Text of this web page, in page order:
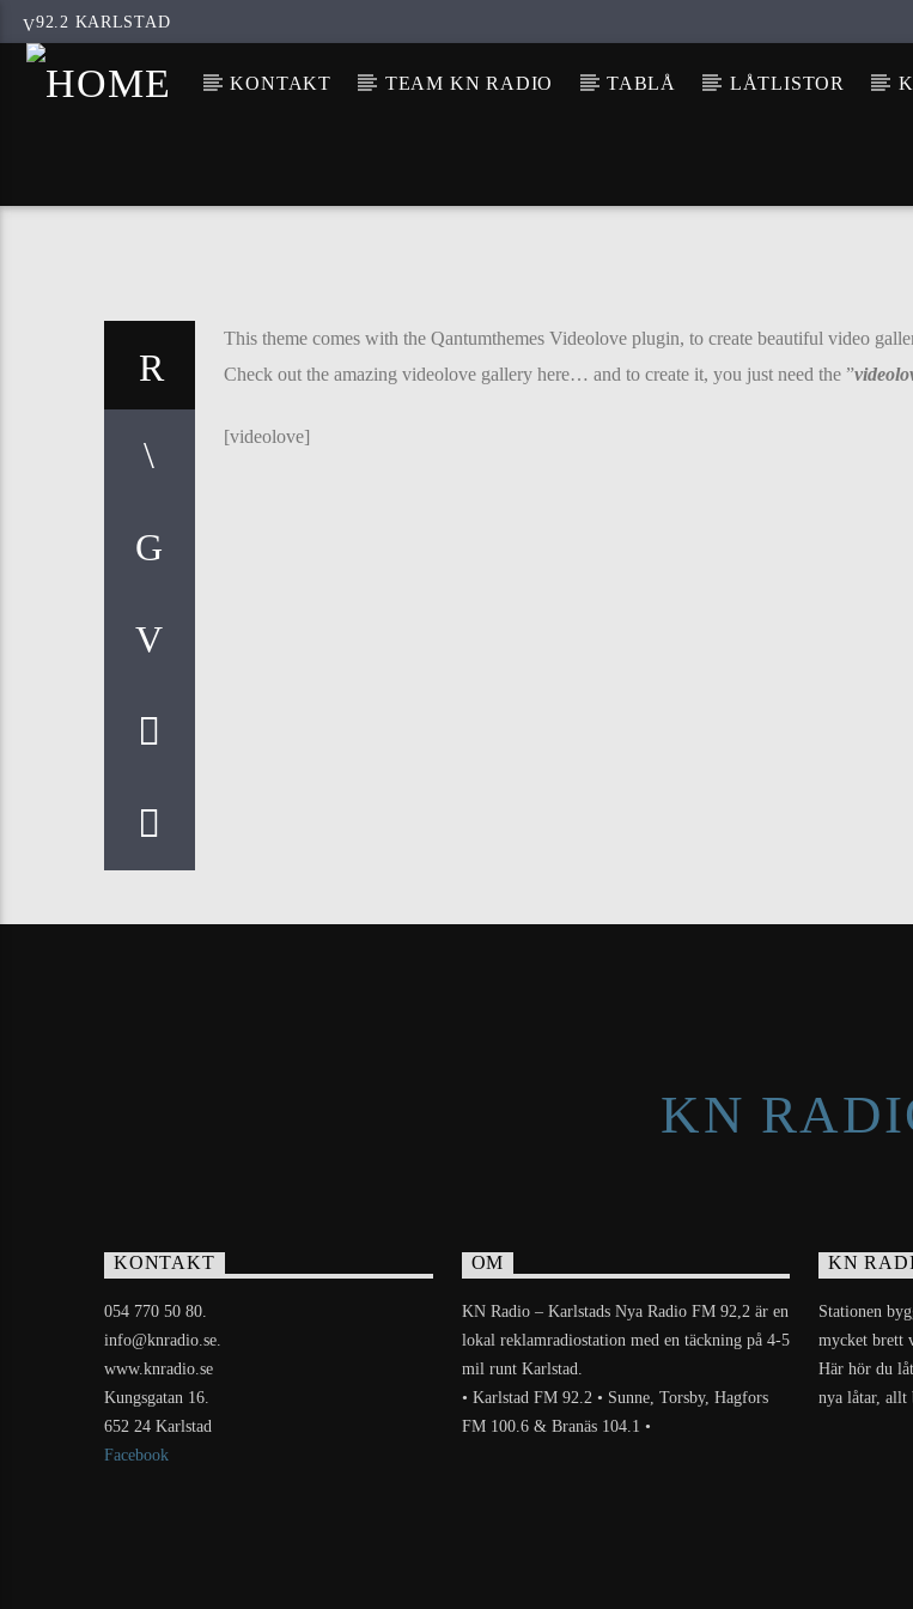
92.2 KARLSTAD
KONTAKT TEAM KN RADIO TABLÅ LÅTLISTOR
This theme comes with the Qantumthemes Videolove plugin, to create beautiful video
Check out the amazing videolove gallery here… and to create it, you just need the ”
[videolove]
KN
KONTAKT
054 770 50 80.
info@knradio.se.
www.knradio.se
Kungsgatan 16.
652 24 Karlstad
Facebook
OM
KN Radio – Karlstads Nya Radio FM 92,2 är en
lokal reklamradiostation med en täckning på 4-5
mil runt Karlstad.
• Karlstad FM 92.2 • Sunne, Torsby, Hagfors
FM 100.6 & Branäs 104.1 •
KN
Stationen
mycket brett
Här hör du
nya låtar, allt